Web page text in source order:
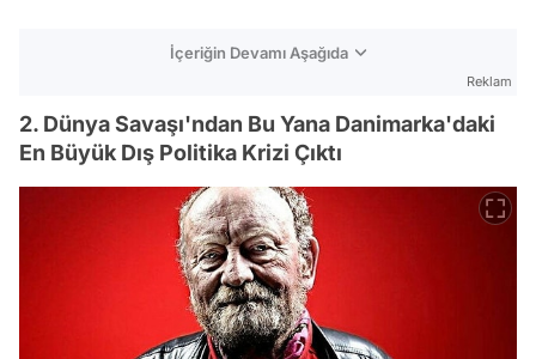
İçeriğin Devamı Aşağıda
Reklam
2. Dünya Savaşı'ndan Bu Yana Danimarka'daki
En Büyük Dış Politika Krizi Çıktı